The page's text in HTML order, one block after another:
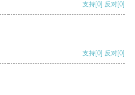
支持[0] 反对[0]
支持[0] 反对[0]